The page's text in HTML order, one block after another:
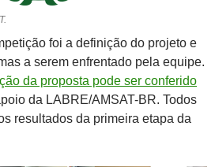
foi a definição do projeto e
a serem enfrentado pela equipe.
da proposta pode ser conferido
da LABRE/AMSAT-BR. Todos
resultados da primeira etapa da